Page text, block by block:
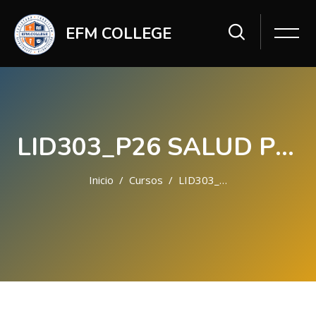
EFM COLLEGE
LID303_P26 SALUD PERSONAL DEL LIDER
Inicio Cursos LID303_P26